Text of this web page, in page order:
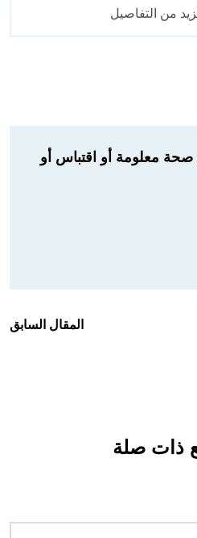
من التفاصيل
معلومة أو اقتباس أو
المقال السابق
ذات صلة